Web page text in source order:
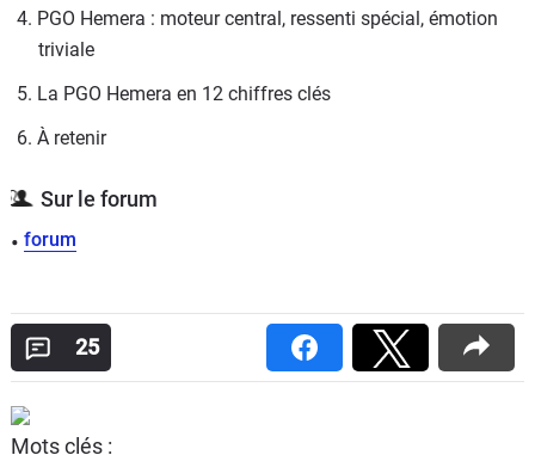
4. PGO Hemera : moteur central, ressenti spécial, émotion
triviale
5. La PGO Hemera en 12 chiffres clés
6. À retenir
Sur le forum
forum
25
Mots clés :